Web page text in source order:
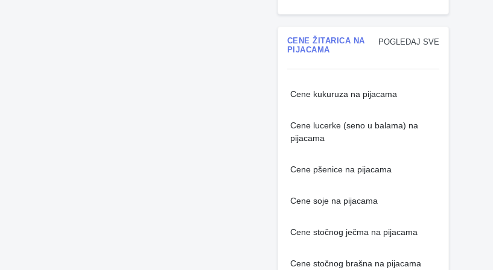
POGLEDAJ SVE
CENE ŽITARICA NA
PIJACAMA
Cene kukuruza na pijacama
Cene lucerke (seno u balama) na
pijacama
Cene pšenice na pijacama
Cene soje na pijacama
Cene stočnog ječma na pijacama
Cene stočnog brašna na pijacama